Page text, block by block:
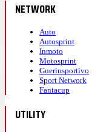
NETWORK
Auto
Autosprint
Inmoto
Motosprint
Guerinsportivo
Sport Network
Fantacup
UTILITY